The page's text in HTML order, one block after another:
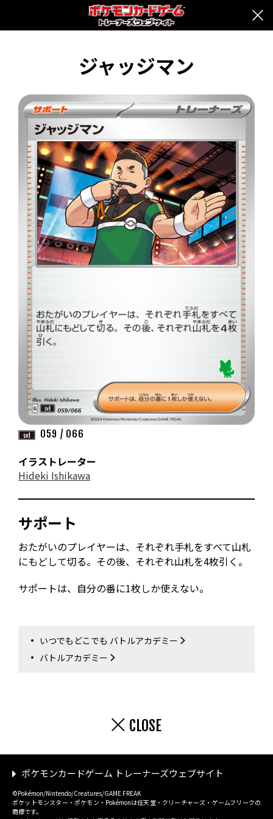
ジャッジマン
059 / 066
イラストレーター
Hideki Ishikawa
サポート
おたがいのプレイヤーは、それぞれ手札をすべて山札
にもどして切る。その後、それぞれ山札を4枚引く。
サポートは、自分の番に1枚しか使えない。
いつでもどこでも バトルアカデミー
バトルアカデミー
CLOSE
ポケモンカードゲーム トレーナーズウェブサイト
©Pokémon/Nintendo/Creatures/GAME FREAK
ポケットモンスター・ポケモン・Pokémonは任天堂・クリーチャーズ・ゲームフリークの
商標です。